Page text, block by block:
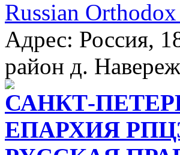
Russian
Адрес: Россия,
район д.
САНКТ-
ЕПАРХИЯ